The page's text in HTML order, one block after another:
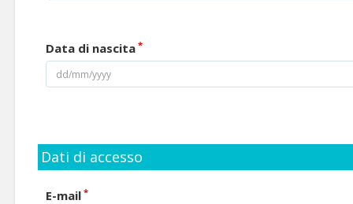
Data di nascita *
Dati di accesso
E-mail *